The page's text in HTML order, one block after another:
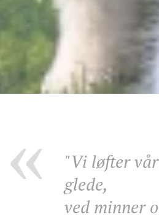
"Vi løfter
glede,
ved minner